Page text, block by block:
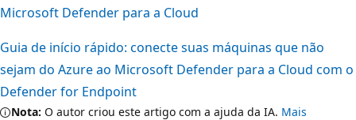
Microsoft Defender para a Cloud
Guia de início rápido: conecte suas máquinas que não
sejam do Azure ao Microsoft Defender para a Cloud com o
Defender for Endpoint
Nota: O autor criou este artigo com a ajuda da IA. Mais